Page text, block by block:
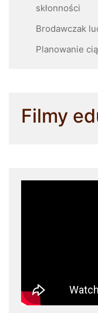
skłonności
Brodawczak
Planowanie
Filmy